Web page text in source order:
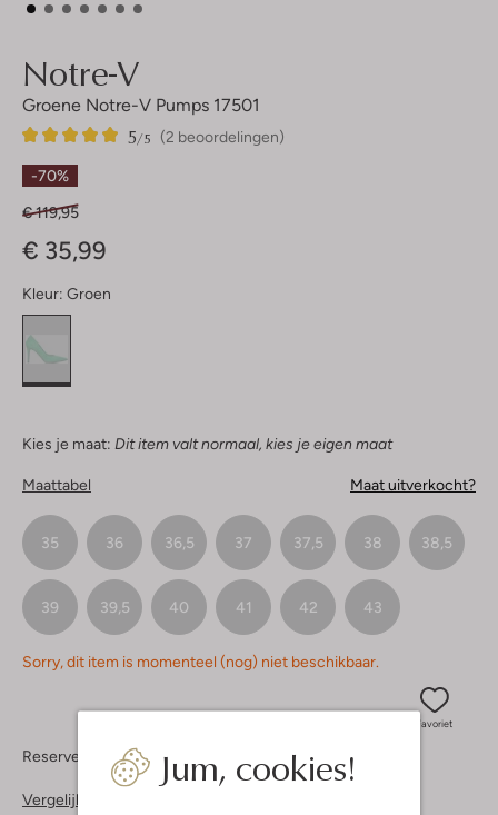
Jum, cookies!
Notre-V
Groene Notre-V Pumps 17501
(2 beoordelingen)
5/5
2
5
Sterren
-70%
€ 119,95
€ 35,99
Kleur: Groen
Kies je maat: Dit item valt normaal, kies je eigen maat
Maattabel Maat uitverkocht?
35 36 36,5 37 37,5 38 38,5
39 39,5 40 41 42 43
Sorry, dit item is momenteel (nog) niet beschikbaar.
Favoriet
Reserveer direct in een van onze 37 boutiques
Vergelijkbare items